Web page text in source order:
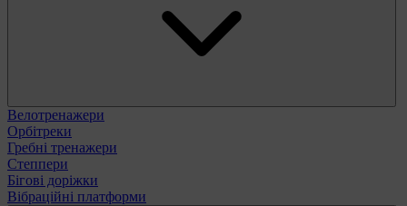
Велотренажери
Орбітреки
Гребні тренажери
Степпери
Бігові доріжки
Вібраційні платформи